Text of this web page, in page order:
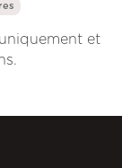
et